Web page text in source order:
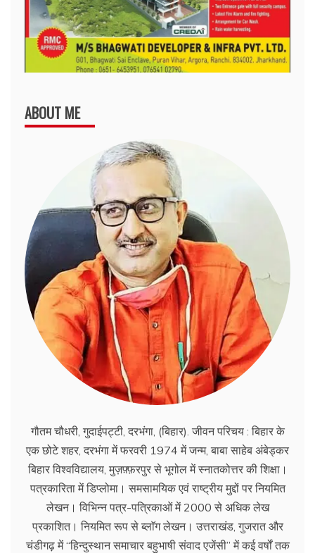
ABOUT ME
गौतम चौधरी, गुदाईपट्टी, दरभंगा, (बिहार). जीवन परिचय : बिहार के
एक छोटे शहर, दरभंगा में फरवरी 1974 में जन्म, बाबा साहेब अंबेड्कर
बिहार विश्वविद्यालय, मुज़फ़्फ़रपुर से भूगोल में स्नातकोत्तर की शिक्षा।
पत्रकारिता में डिप्लोमा। समसामयिक एवं राष्ट्रीय मुद्दों पर नियमित
लेखन। विभिन्न पत्र-पत्रिकाओं में 2000 से अधिक लेख
प्रकाशित। नियमित रूप से ब्लाॅग लेखन। उत्तराखंड, गुजरात और
चंडीगढ़ में ‘‘हिन्दुस्थान समाचार बहुभाषी संवाद एजेंसी’’ में कई वर्षों तक